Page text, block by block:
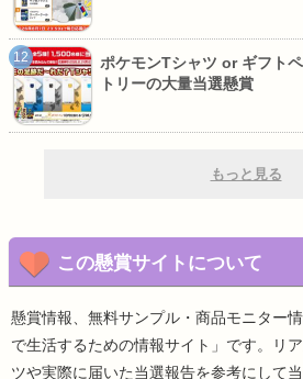
ポケモンTシャツ or ギフト
トリーの大量当選懸賞
もっと見る
この懸賞サイトについて
懸賞情報、無料サンプル・商品モニター
で生活するための情報サイト」です。リ
ツや実際に届いた当選報告を参考にして